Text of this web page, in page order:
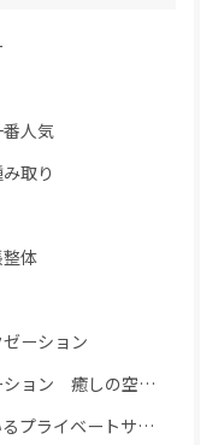
人気
取り
体
ーション
間 深夜26時までのReflex小笹店
ライベートサロン